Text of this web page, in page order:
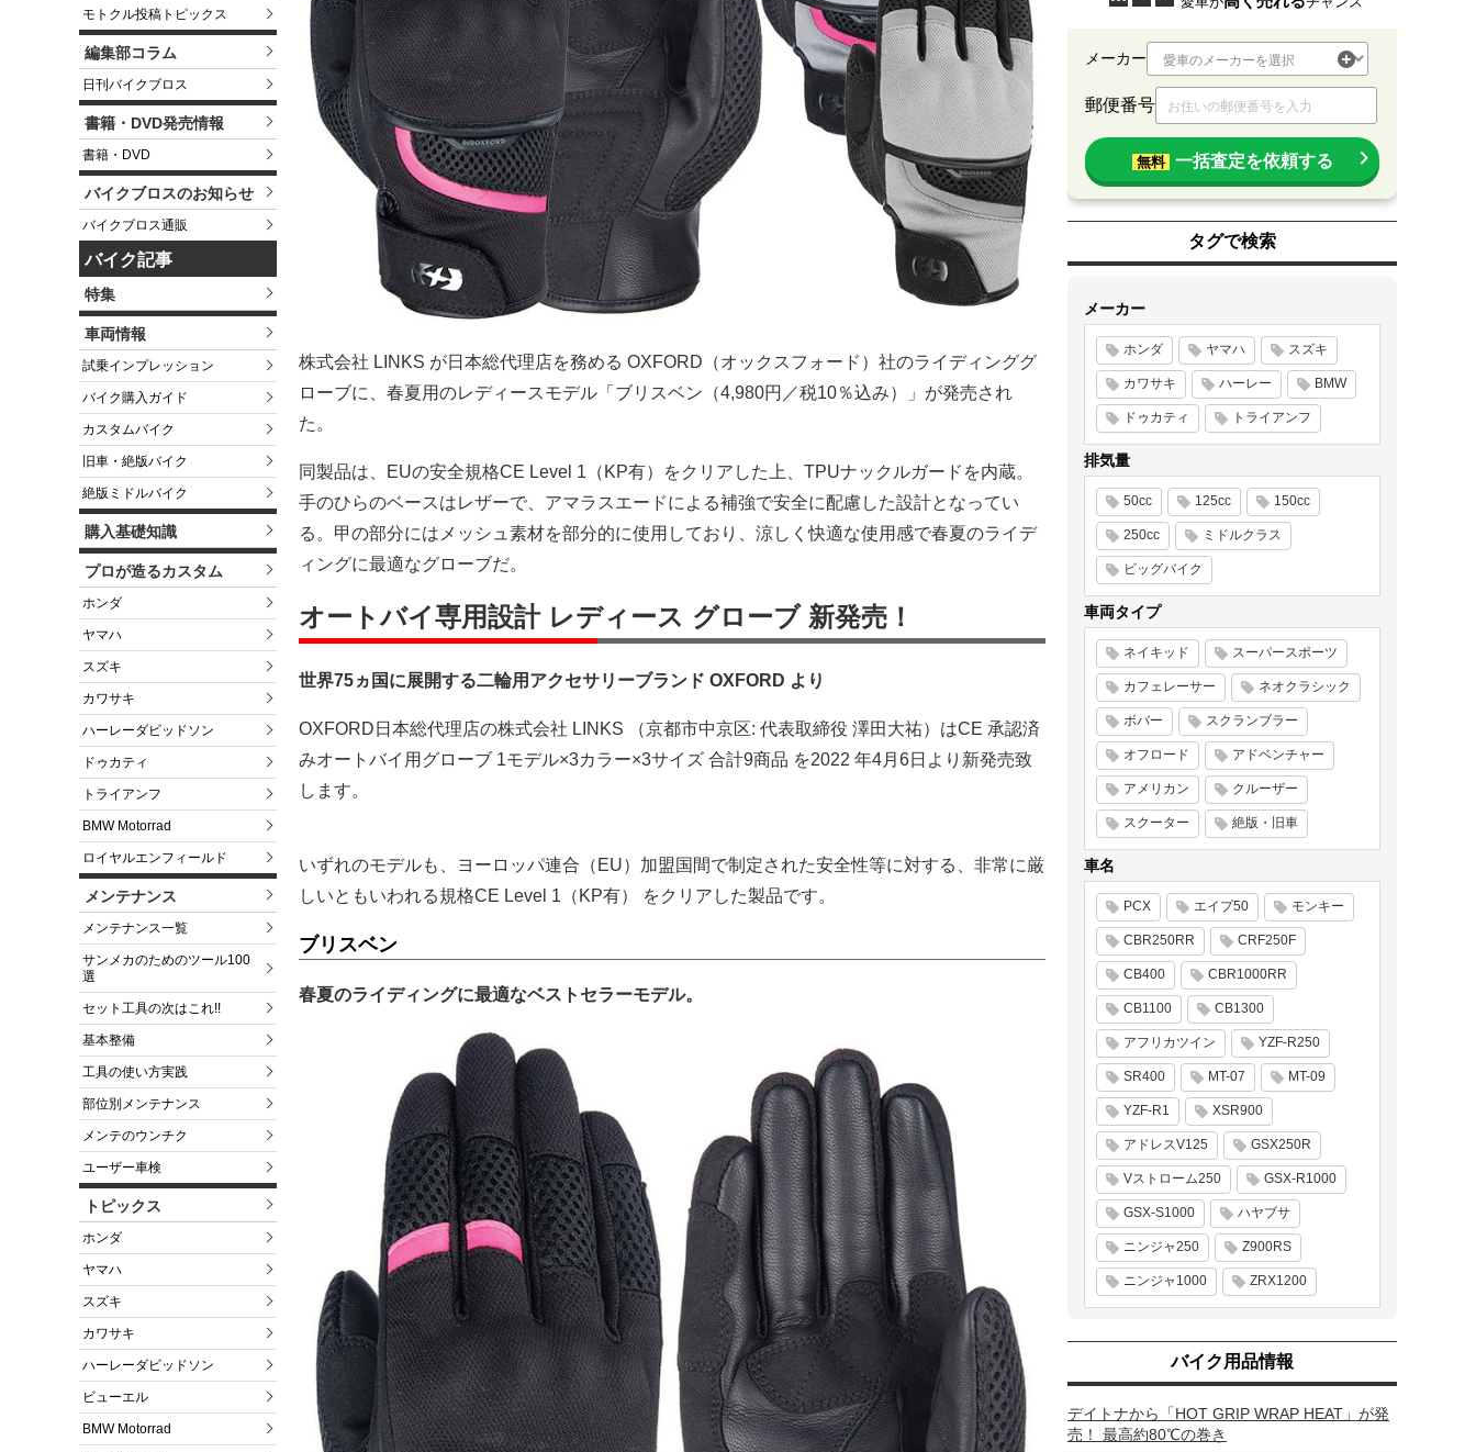
モトクル投稿トピックス
編集部コラム
日刊バイクブロス
書籍・DVD発売情報
書籍・DVD
バイクブロスのお知らせ
バイクブロス通販
バイク記事
特集
車両情報
試乗インプレッション
バイク購入ガイド
カスタムバイク
旧車・絶版バイク
絶版ミドルバイク
購入基礎知識
プロが造るカスタム
ホンダ
ヤマハ
スズキ
カワサキ
ハーレーダビッドソン
ドゥカティ
トライアンフ
BMW Motorrad
ロイヤルエンフィールド
メンテナンス
メンテナンス一覧
サンメカのためのツール100
選
セット工具の次はこれ!!
基本整備
工具の使い方実践
部位別メンテナンス
メンテのウンチク
ユーザー車検
トピックス
ホンダ
ヤマハ
スズキ
カワサキ
ハーレーダビッドソン
ビューエル
BMW Motorrad
株式会社 LINKS が日本総代理店を務める OXFORD（オックスフォード）社のライディンググ
ローブに、春夏用のレディースモデル「ブリスベン（4,980円／税10％込み）」が発売され
た。
同製品は、EUの安全規格CE Level 1（KP有）をクリアした上、TPUナックルガードを内蔵。
手のひらのベースはレザーで、アマラスエードによる補強で安全に配慮した設計となってい
る。甲の部分にはメッシュ素材を部分的に使用しており、涼しく快適な使用感で春夏のライデ
ィングに最適なグローブだ。
オートバイ専用設計 レディース グローブ 新発売！
世界75ヵ国に展開する二輪用アクセサリーブランド OXFORD より
OXFORD日本総代理店の株式会社 LINKS （京都市中京区: 代表取締役 澤田大祐）はCE 承認済
みオートバイ用グローブ 1モデル×3カラー×3サイズ 合計9商品 を2022 年4月6日より新発売致
します。
いずれのモデルも、ヨーロッパ連合（EU）加盟国間で制定された安全性等に対する、非常に厳
しいともいわれる規格CE Level 1（KP有） をクリアした製品です。
ブリスベン
春夏のライディングに最適なベストセラーモデル。
メーカー
郵便番号
無料 一括査定を依頼する
タグで検索
メーカー
ホンダ ヤマハ スズキ
カワサキ ハーレー BMW
ドゥカティ トライアンフ
排気量
50cc 125cc 150cc
250cc ミドルクラス
ビッグバイク
車両タイプ
ネイキッド スーパースポーツ
カフェレーサー ネオクラシック
ボバー スクランブラー
オフロード アドベンチャー
アメリカン クルーザー
スクーター 絶版・旧車
車名
PCX エイプ50 モンキー
CBR250RR CRF250F
CB400 CBR1000RR
CB1100 CB1300
アフリカツイン YZF-R250
SR400 MT-07 MT-09
YZF-R1 XSR900
アドレスV125 GSX250R
Vストローム250 GSX-R1000
GSX-S1000 ハヤブサ
ニンジャ250 Z900RS
ニンジャ1000 ZRX1200
バイク用品情報
デイトナから「HOT GRIP WRAP HEAT」が発
売！ 最高約80℃の巻き